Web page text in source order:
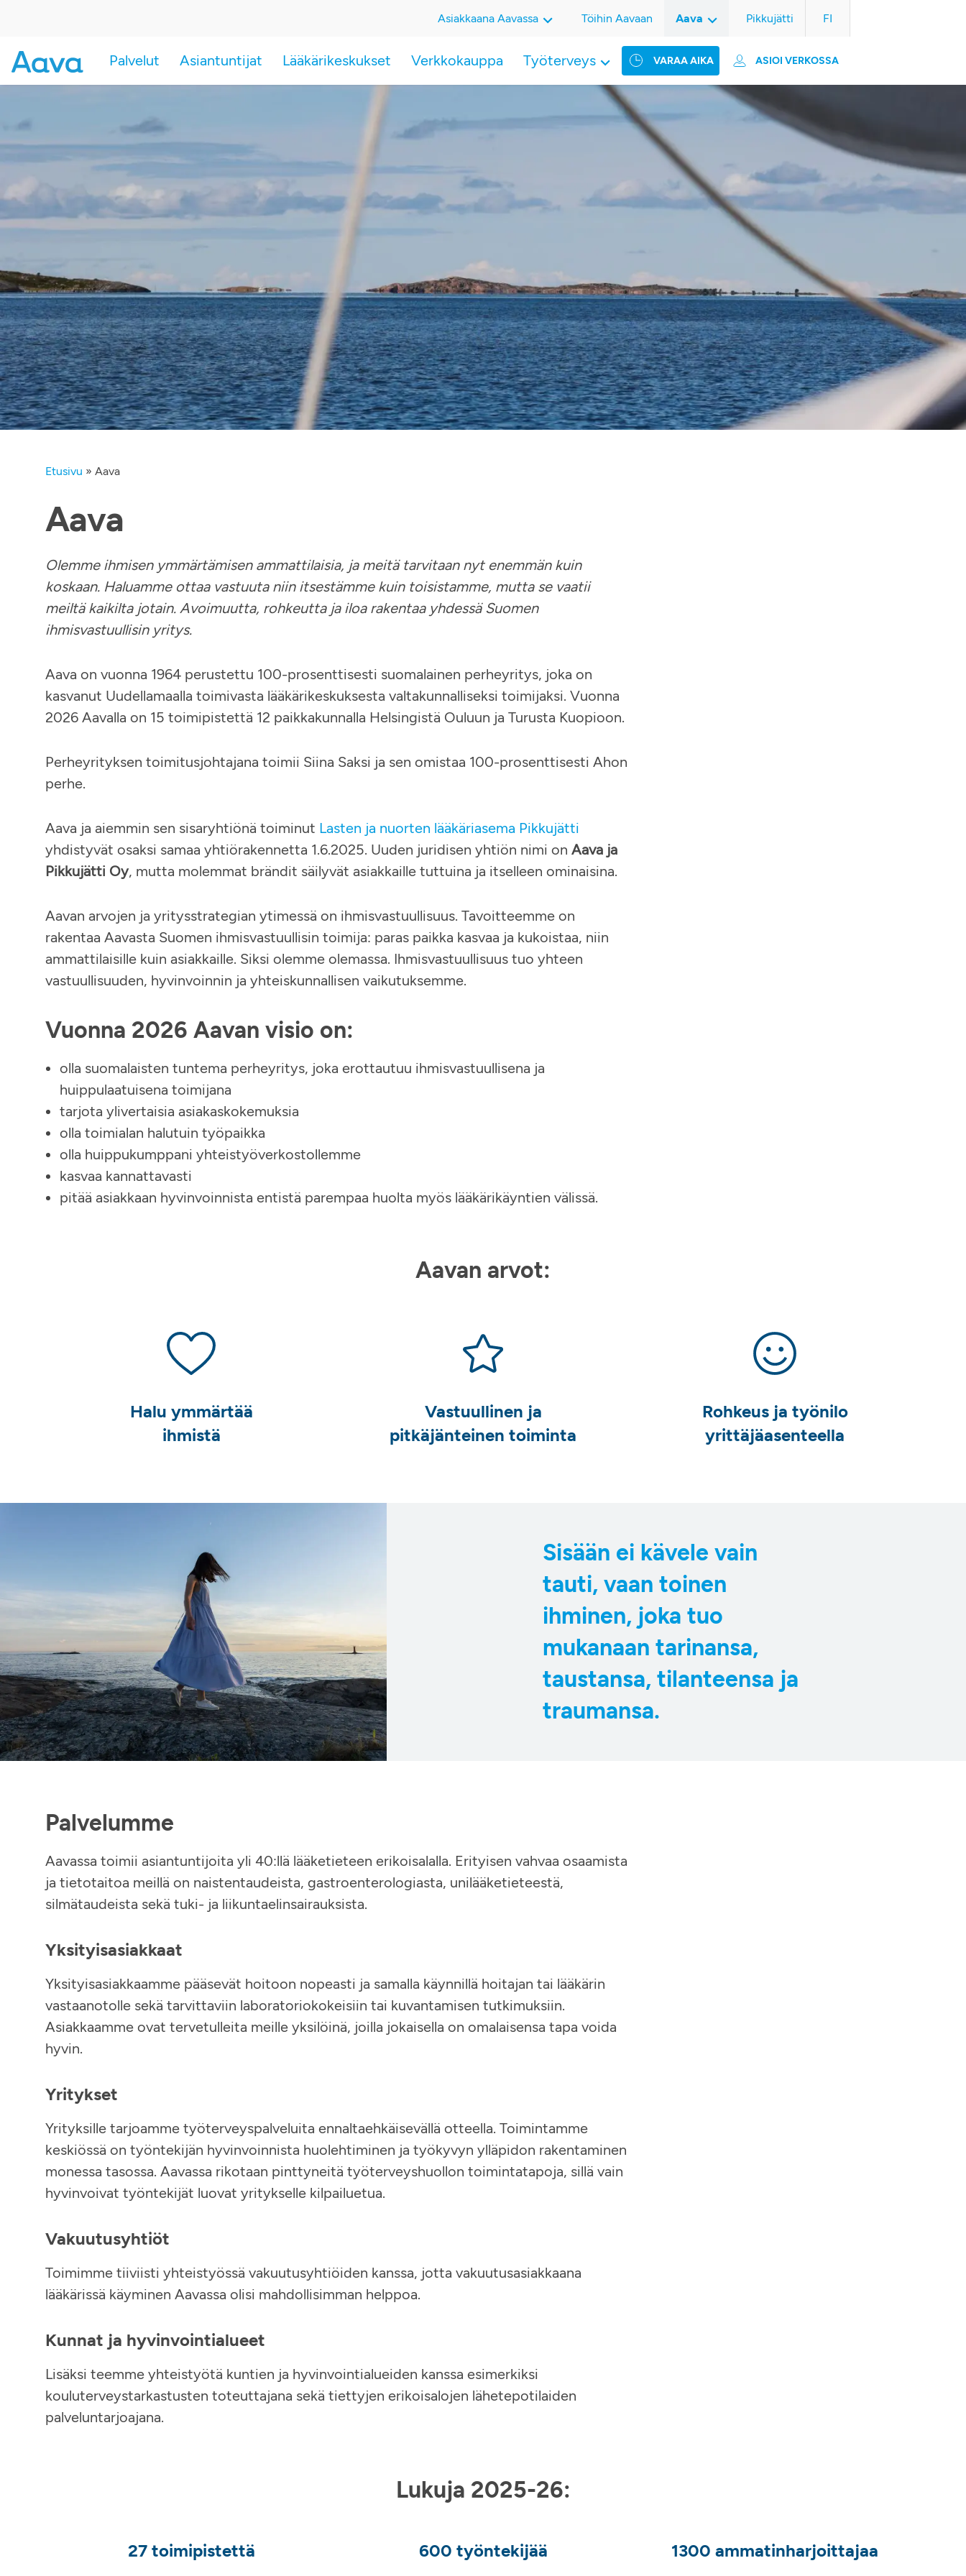
VARAA AIKA ASIOI VERKOSSA
Palvelut Asiantuntijat Lääkärikeskukset Verkkokauppa Työterveys
Asiakkaana Aavassa Töihin Aavaan Aava Pikkujätti FI
Etusivu » Aava
Aava
Olemme ihmisen ymmärtämisen ammattilaisia, ja meitä tarvitaan nyt enemmän kuin
koskaan. Haluamme ottaa vastuuta niin itsestämme kuin toisistamme, mutta se vaatii
meiltä kaikilta jotain. Avoimuutta, rohkeutta ja iloa rakentaa yhdessä Suomen
ihmisvastuullisin yritys.
Aava on vuonna 1964 perustettu 100-prosenttisesti suomalainen perheyritys, joka on
kasvanut Uudellamaalla toimivasta lääkärikeskuksesta valtakunnalliseksi toimijaksi. Vuonna
2026 Aavalla on 15 toimipistettä 12 paikkakunnalla Helsingistä Ouluun ja Turusta Kuopioon.
Perheyrityksen toimitusjohtajana toimii Siina Saksi ja sen omistaa 100-prosenttisesti Ahon
perhe.
Aava ja aiemmin sen sisaryhtiönä toiminut Lasten ja nuorten lääkäriasema Pikkujätti
yhdistyvät osaksi samaa yhtiörakennetta 1.6.2025. Uuden juridisen yhtiön nimi on Aava ja
Pikkujätti Oy, mutta molemmat brändit säilyvät asiakkaille tuttuina ja itselleen ominaisina.
Aavan arvojen ja yritysstrategian ytimessä on ihmisvastuullisuus. Tavoitteemme on
rakentaa Aavasta Suomen ihmisvastuullisin toimija: paras paikka kasvaa ja kukoistaa, niin
ammattilaisille kuin asiakkaille. Siksi olemme olemassa. Ihmisvastuullisuus tuo yhteen
vastuullisuuden, hyvinvoinnin ja yhteiskunnallisen vaikutuksemme.
Vuonna 2026 Aavan visio on:
olla suomalaisten tuntema perheyritys, joka erottautuu ihmisvastuullisena ja
huippulaatuisena toimijana
tarjota ylivertaisia asiakaskokemuksia
olla toimialan halutuin työpaikka
olla huippukumppani yhteistyöverkostollemme
kasvaa kannattavasti
pitää asiakkaan hyvinvoinnista entistä parempaa huolta myös lääkärikäyntien välissä.
Aavan arvot:
Halu ymmärtää
ihmistä
Vastuullinen ja
pitkäjänteinen toiminta
Rohkeus ja työnilo
yrittäjäasenteella
Sisään ei kävele vain
tauti, vaan toinen
ihminen, joka tuo
mukanaan tarinansa,
taustansa, tilanteensa ja
traumansa.
Palvelumme
Aavassa toimii asiantuntijoita yli 40:llä lääketieteen erikoisalalla. Erityisen vahvaa osaamista
ja tietotaitoa meillä on naistentaudeista, gastroenterologiasta, unilääketieteestä,
silmätaudeista sekä tuki- ja liikuntaelinsairauksista.
Yksityisasiakkaat
Yksityisasiakkaamme pääsevät hoitoon nopeasti ja samalla käynnillä hoitajan tai lääkärin
vastaanotolle sekä tarvittaviin laboratoriokokeisiin tai kuvantamisen tutkimuksiin.
Asiakkaamme ovat tervetulleita meille yksilöinä, joilla jokaisella on omalaisensa tapa voida
hyvin.
Yritykset
Yrityksille tarjoamme työterveyspalveluita ennaltaehkäisevällä otteella. Toimintamme
keskiössä on työntekijän hyvinvoinnista huolehtiminen ja työkyvyn ylläpidon rakentaminen
monessa tasossa. Aavassa rikotaan pinttyneitä työterveyshuollon toimintatapoja, sillä vain
hyvinvoivat työntekijät luovat yritykselle kilpailuetua.
Vakuutusyhtiöt
Toimimme tiiviisti yhteistyössä vakuutusyhtiöiden kanssa, jotta vakuutusasiakkaana
lääkärissä käyminen Aavassa olisi mahdollisimman helppoa.
Kunnat ja hyvinvointialueet
Lisäksi teemme yhteistyötä kuntien ja hyvinvointialueiden kanssa esimerkiksi
kouluterveystarkastusten toteuttajana sekä tiettyjen erikoisalojen lähetepotilaiden
palveluntarjoajana.
Lukuja 2025-26:
27 toimipistettä 600 työntekijää 1300 ammatinharjoittajaa